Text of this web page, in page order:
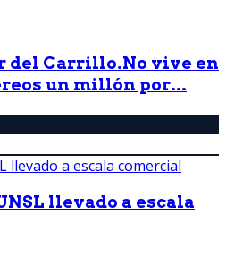
del Carrillo.No vive en
un millón por...
llevado a escala